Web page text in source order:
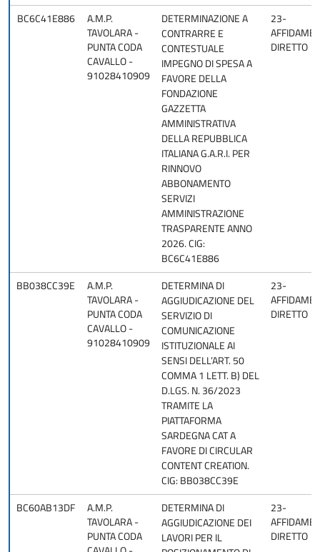
BC6C41E886
A.M.P.
TAVOLARA -
PUNTA CODA
CAVALLO -
91028410909
DETERMINAZIONE A
CONTRARRE E
CONTESTUALE
IMPEGNO DI SPESA A
FAVORE DELLA
FONDAZIONE
GAZZETTA
AMMINISTRATIVA
DELLA REPUBBLICA
ITALIANA G.A.R.I. PER
RINNOVO
ABBONAMENTO
SERVIZI
AMMINISTRAZIONE
TRASPARENTE ANNO
2026. CIG:
BC6C41E886
23-
DIRETTO
BB038CC39E
A.M.P.
TAVOLARA -
PUNTA CODA
CAVALLO -
91028410909
DETERMINA DI
AGGIUDICAZIONE DEL
SERVIZIO DI
COMUNICAZIONE
ISTITUZIONALE AI
SENSI DELL’ART. 50
COMMA 1 LETT. B) DEL
D.LGS. N. 36/2023
TRAMITE LA
PIATTAFORMA
SARDEGNA CAT A
FAVORE DI CIRCULAR
CONTENT CREATION.
CIG: BB038CC39E
23-
DIRETTO
BC60AB13DF
A.M.P.
TAVOLARA -
PUNTA CODA
DETERMINA DI
AGGIUDICAZIONE DEI
LAVORI PER IL
23-
DIRETTO